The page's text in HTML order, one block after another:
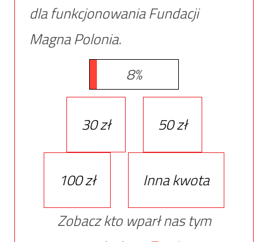
dla funkcjonowania Fundacji
Magna Polonia.
8%
30 zł 50 zł
100 zł
Inna kwota
Zobacz kto wparł nas tym